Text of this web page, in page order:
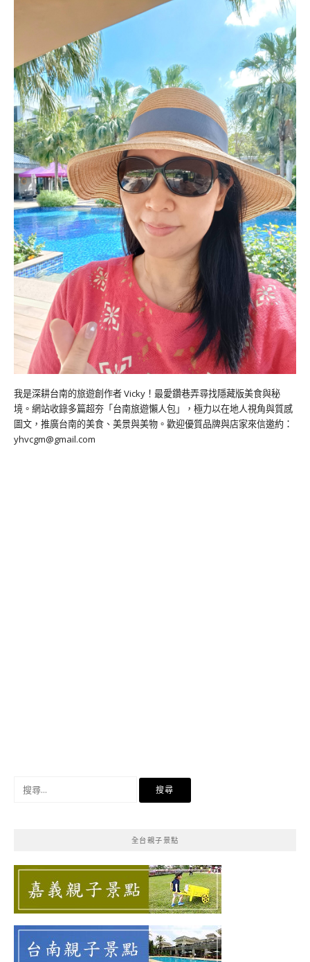
我是深耕台南的旅遊創作者 Vicky！最愛鑽巷弄尋找隱藏版美食與秘
境。網站收錄多篇超夯「台南旅遊懶人包」，極力以在地人視角與質感
圖文，推廣台南的美食、美景與美物。歡迎優質品牌與店家來信邀約：
yhvcgm@gmail.com
全台親子景點